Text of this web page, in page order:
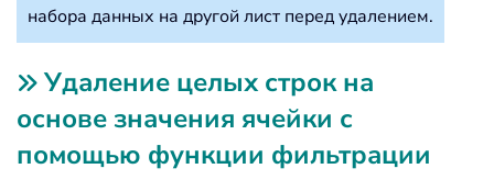
набора данных на другой лист перед удалением.
Удаление целых строк на
основе значения ячейки с
помощью функции фильтрации